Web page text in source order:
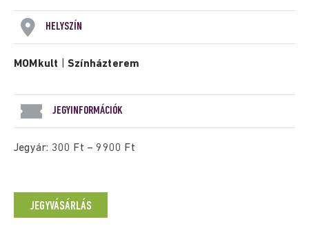
HELYSZÍN
MOMkult |Színházterem
JEGYINFORMÁCIÓK
Jegyár: 300 Ft – 9900 Ft
JEGYVÁSÁRLÁS